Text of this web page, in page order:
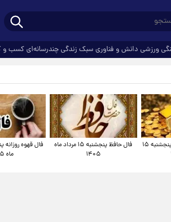
ورزشی دانش و فناوری سبک زندگیچندرسانه‌ای کسب و
قیمت طلا و سکه امروز پنجشنبه ۱۵
فال حافظ پنجشنبه ۱۵ مرداد ماه
۱۴۰۵
ماه ۱۴۰۵